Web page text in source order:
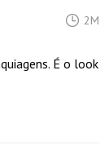
2M
É o look